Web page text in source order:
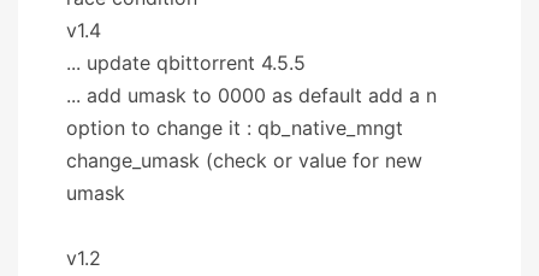
v1.4
... update qbittorrent 4.5.5
... add umask to 0000 as default add a n
option to change it : qb_native_mngt
change_umask (check or value for new
umask
v1.2